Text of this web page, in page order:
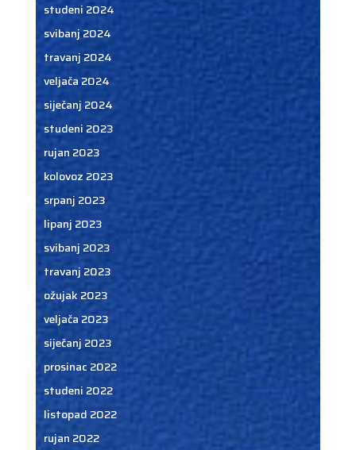
studeni 2024
svibanj 2024
travanj 2024
veljača 2024
siječanj 2024
studeni 2023
rujan 2023
kolovoz 2023
srpanj 2023
lipanj 2023
svibanj 2023
travanj 2023
ožujak 2023
veljača 2023
siječanj 2023
prosinac 2022
studeni 2022
listopad 2022
rujan 2022